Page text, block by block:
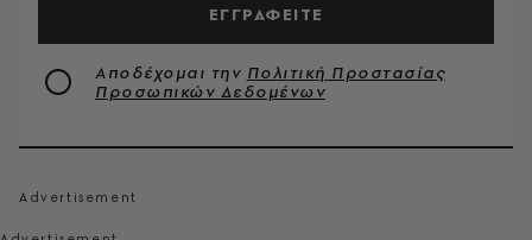
ΕΓΓΡΑΦΕΙΤΕ
Αποδέχομαι την Πολιτική Προστασίας
Προσωπικών Δεδομένων